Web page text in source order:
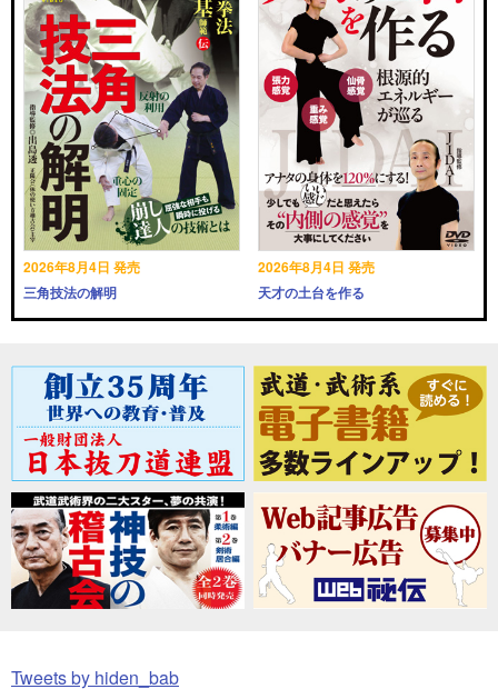
2026年8月4日 発売
三角技法の解明
2026年8月4日 発売
天才の土台を作る
Tweets by hiden_bab